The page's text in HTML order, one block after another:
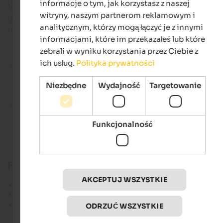
Vipiteno i Bolzano, podczas gdy wędrowcy i
górscy mogą odkrywać Alpy Sarentino. Zimą
jest zamknięta.
Fakty i liczby dotyczące Penser Joch i SS
Penser Joch leży na wysokości2 211 metrów
dolinę Isarcozdoliną Sarentino.
droga SS 508 między Ega i Pens jest
Informacje o ruchu drogowym na drogach gór
informacje o tym, jak korzystasz z naszej
witryny, naszym partnerom reklamowym i
analitycznym, którzy mogą łączyć je z innymi
informacjami, które im przekazałeś lub które
zebrali w wyniku korzystania przez Ciebie z
ich usług. Polityka prywatności
Niezbędne Wydajność Targetowanie
Funkcjonalność
AKCEPTUJ WSZYSTKIE
ODRZUĆ WSZYSTKIE